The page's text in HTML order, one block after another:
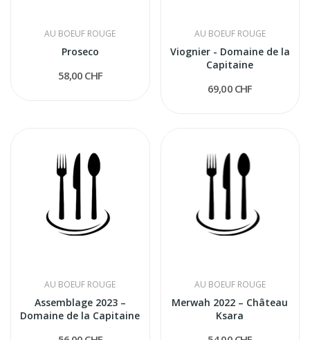
AU BOEUF ROUGE
Proseco
58,00 CHF
AU BOEUF ROUGE
Viognier - Domaine de la
Capitaine
69,00 CHF
AU BOEUF ROUGE
Assemblage 2023 –
Domaine de la Capitaine
AU BOEUF ROUGE
Merwah 2022 – Château
Ksara